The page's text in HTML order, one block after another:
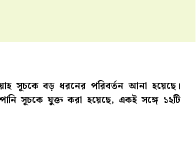
সূচকে বড় ধরনের পরিবর্তন আনা হয়েছে।
সূচকে যুক্ত করা হয়েছে, একই সঙ্গে ১২টি